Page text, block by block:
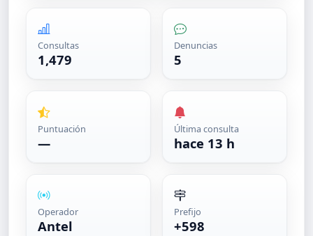
Consultas
1,479
Denuncias
5
Puntuación
—
Última consulta
hace 13 h
Operador
Antel
Prefijo
+598